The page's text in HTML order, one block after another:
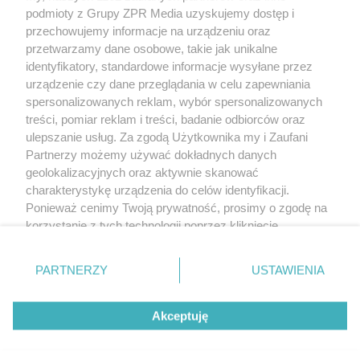
(w tym także elektroniczny lub mechaniczny) na jakimkolwiek polu
eksploatacji w jakiejkolwiek formie, włącznie z umieszczaniem w
Internecie bez pisemnej zgody właściciela praw. Jakiekolwiek użycie
lub wykorzystanie utworów w całości lub w części z naruszeniem
prawa, tzn. bez właściwej zgody, jest zabronione pod groźbą kary i
może być ścigane prawnie.
O nas
Informacje prawne
Nasze serwisy
podmioty z Grupy ZPR Media uzyskujemy dostęp i
przechowujemy informacje na urządzeniu oraz
przetwarzamy dane osobowe, takie jak unikalne
identyfikatory, standardowe informacje wysyłane przez
urządzenie czy dane przeglądania w celu zapewniania
spersonalizowanych reklam, wybór spersonalizowanych
treści, pomiar reklam i treści, badanie odbiorców oraz
ulepszanie usług. Za zgodą Użytkownika my i Zaufani
Partnerzy możemy używać dokładnych danych
geolokalizacyjnych oraz aktywnie skanować
charakterystykę urządzenia do celów identyfikacji.
Ponieważ cenimy Twoją prywatność, prosimy o zgodę na
korzystanie z tych technologii poprzez kliknięcie
zmienić/wycofać klikając przycisk ustawień prywatności
znajdujący się w lewym dolnym rogu strony
rodzaje przetwarzania danych nie wymagają zgody
użytkownika, ale masz prawo sprzeciwić się takiemu
przetwarzaniu. Preferencje będą miały zastosowanie tylko
PARTNERZY USTAWIENIA
Akceptuję